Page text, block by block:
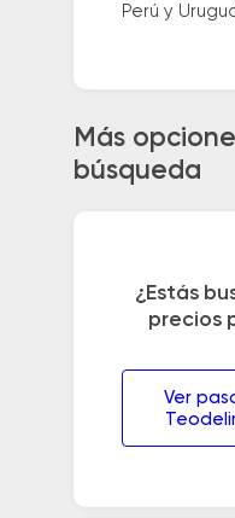
Perú y
Más
búsqueda
¿Estás
precios
Ver